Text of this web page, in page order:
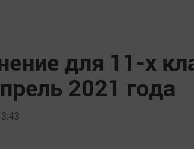
для 11-х
2021 года